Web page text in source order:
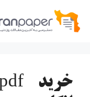
پرش